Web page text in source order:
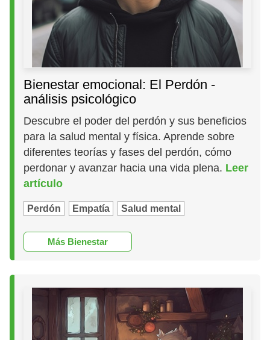
Bienestar emocional: El Perdón -
análisis psicológico
Descubre el poder del perdón y sus beneficios
para la salud mental y física. Aprende sobre
diferentes teorías y fases del perdón, cómo
perdonar y avanzar hacia una vida plena. Leer
artículo
Perdón Empatía Salud mental
Más Bienestar